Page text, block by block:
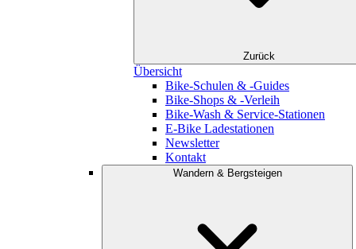
Zurück
Übersicht
Bike-Schulen & -Guides
Bike-Shops & -Verleih
Bike-Wash & Service-Stationen
E-Bike Ladestationen
Newsletter
Kontakt
Wandern & Bergsteigen